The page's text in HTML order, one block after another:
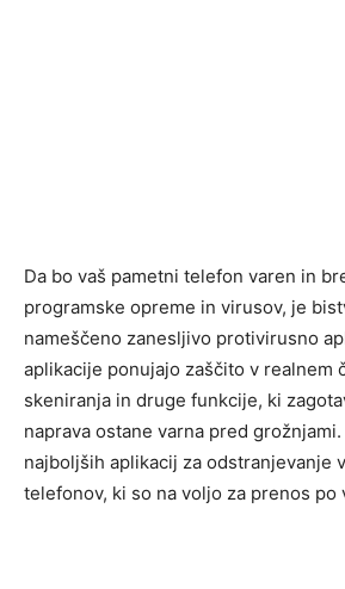
Da bo vaš pametni telefon varen in
programske opreme in virusov, je
nameščeno zanesljivo protivirusno
aplikacije ponujajo zaščito v realnem
skeniranja in druge funkcije, ki
naprava ostane varna pred
najboljših aplikacij za odstranjevanje
telefonov, ki so na voljo za prenos po